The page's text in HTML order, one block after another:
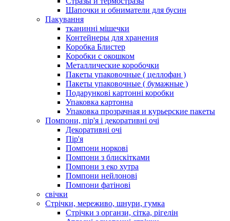
Шапочки и обниматели для бусин
Пакування
тканинні мішечки
Контейнеры для хранения
Коробка Блистер
Коробки с окошком
Металлические коробочки
Пакеты упаковочные ( целлофан )
Пакеты упаковочные ( бумажные )
Подарункові картонні коробки
Упаковка картонна
Упаковка прозрачная и курьерские пакеты
Помпони, пір'я і декоративні очі
Декоративні очі
Пір'я
Помпони норкові
Помпони з блискітками
Помпони з еко хутра
Помпони нейлонові
Помпони фатінові
свічки
Стрічки, мереживо, шнури, гумка
Стрічки з органзи, сітка, рігелін